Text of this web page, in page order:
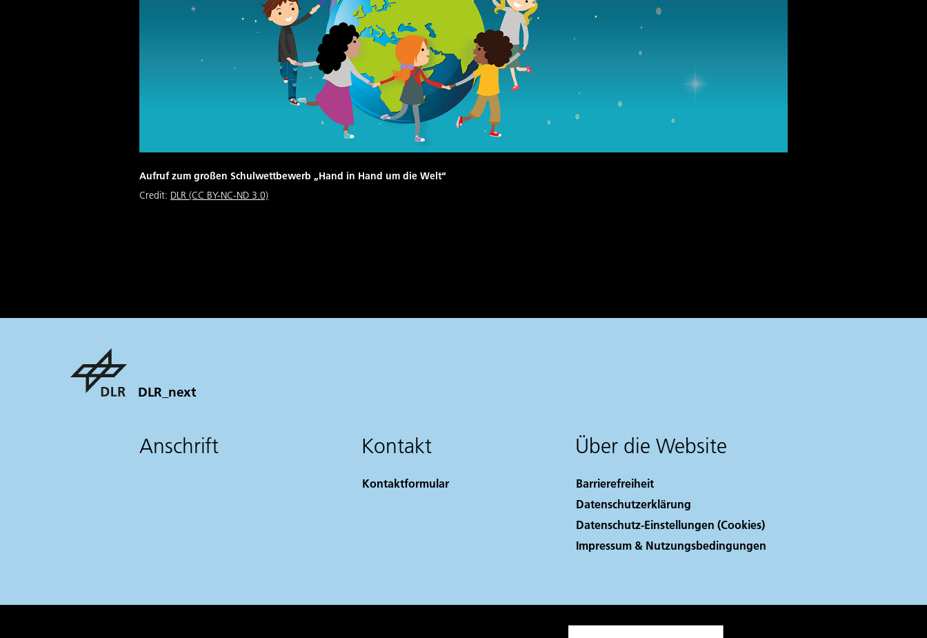
Aufruf zum großen Schulwettbewerb „Hand in Hand um die Welt“
Credit: DLR (CC BY-NC-ND 3.0)
DLR_next
Anschrift Kontakt
Kontaktformular
Über die Website
Barrierefreiheit
Datenschutzerklärung
Datenschutz-Einstellungen (Cookies)
Impressum & Nutzungsbedingungen